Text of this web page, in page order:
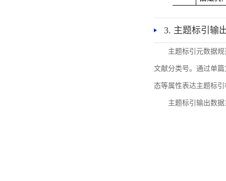
3. 主题标引输
主题标引元数据
文献分类号。通过单
态等属性表达主题标
主题标引输出数